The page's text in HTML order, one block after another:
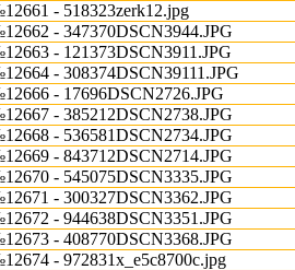
- 518323zerk12.jpg
- 347370DSCN3944.JPG
- 121373DSCN3911.JPG
- 308374DSCN39111.JPG
- 17696DSCN2726.JPG
- 385212DSCN2738.JPG
- 536581DSCN2734.JPG
- 843712DSCN2714.JPG
- 545075DSCN3335.JPG
- 300327DSCN3362.JPG
- 944638DSCN3351.JPG
- 408770DSCN3368.JPG
- 972831x_e5c8700c.jpg